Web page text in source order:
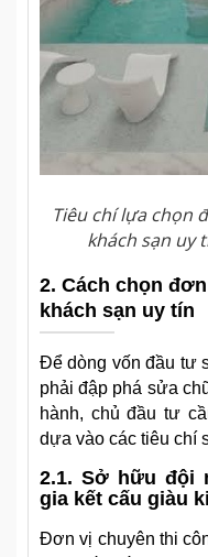
Tiêu chí lựa chọn
khách sạn uy
2. Cách chọn
khách sạn uy tín
Để dòng vốn đầu tư
phải đập phá sửa
hành, chủ đầu tư
dựa vào các tiêu chí
2.1. Sở hữu đội
gia kết cấu giàu
Đơn vị chuyên thi